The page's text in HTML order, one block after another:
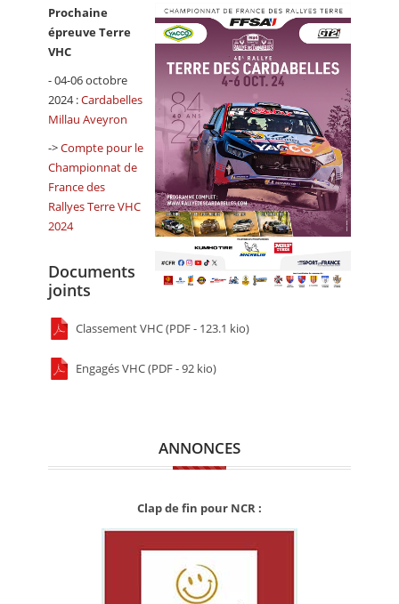
Prochaine
épreuve Terre
VHC
- 04-06 octobre
2024 :Cardabelles
Millau Aveyron
->Compte pour le
Championnat de
France des
Rallyes Terre VHC
2024
Documents
joints
Classement VHC (PDF - 123.1 kio)
Engagés VHC (PDF - 92 kio)
ANNONCES
Clap de fin pour NCR :